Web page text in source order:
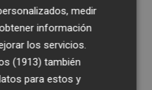
medir
información
los servicios.
(1913) también
para estos y